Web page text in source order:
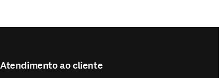
Atendimento ao cliente